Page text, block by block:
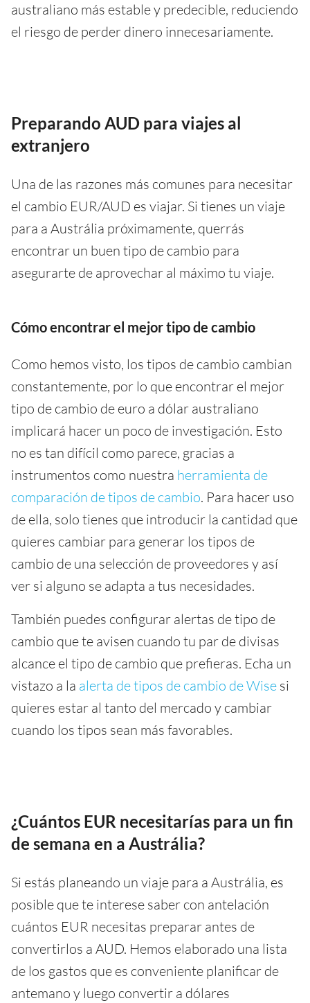
australiano más estable y predecible, reduciendo
el riesgo de perder dinero innecesariamente.
Preparando AUD para viajes al
extranjero
Una de las razones más comunes para necesitar
el cambio EUR/AUD es viajar. Si tienes un viaje
para a Austrália próximamente, querrás
encontrar un buen tipo de cambio para
asegurarte de aprovechar al máximo tu viaje.
Cómo encontrar el mejor tipo de cambio
Como hemos visto, los tipos de cambio cambian
constantemente, por lo que encontrar el mejor
tipo de cambio de euro a dólar australiano
implicará hacer un poco de investigación. Esto
no es tan difícil como parece, gracias a
instrumentos como nuestra herramienta de
comparación de tipos de cambio. Para hacer uso
de ella, solo tienes que introducir la cantidad que
quieres cambiar para generar los tipos de
cambio de una selección de proveedores y así
ver si alguno se adapta a tus necesidades.
También puedes configurar alertas de tipo de
cambio que te avisen cuando tu par de divisas
alcance el tipo de cambio que prefieras. Echa un
vistazo a la alerta de tipos de cambio de Wise si
quieres estar al tanto del mercado y cambiar
cuando los tipos sean más favorables.
¿Cuántos EUR necesitarías para un fin
de semana en a Austrália?
Si estás planeando un viaje para a Austrália, es
posible que te interese saber con antelación
cuántos EUR necesitas preparar antes de
convertirlos a AUD. Hemos elaborado una lista
de los gastos que es conveniente planificar de
antemano y luego convertir a dólares